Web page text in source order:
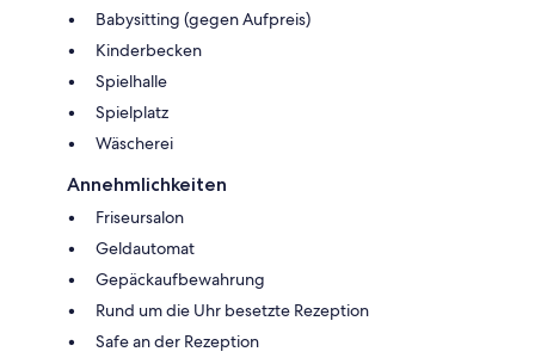
Babysitting (gegen Aufpreis)
Kinderbecken
Spielhalle
Spielplatz
Wäscherei
Annehmlichkeiten
Friseursalon
Geldautomat
Gepäckaufbewahrung
Rund um die Uhr besetzte Rezeption
Safe an der Rezeption